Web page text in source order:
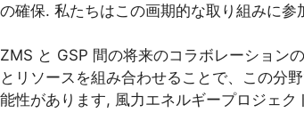
の確保. 私たちはこの画期的な取り組みに
ZMS と GSP 間の将来のコラボレーション
とリソースを組み合わせることで、この分
能性があります, 風力エネルギープロジェ